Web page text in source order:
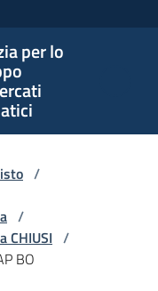
per lo
/
/
CHIUSI /
BO